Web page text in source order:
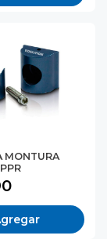
MONTURA